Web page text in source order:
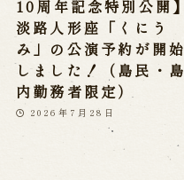
10周年記念特別公開】
淡路人形座「くにう
み」の公演予約が開始
しました！（島民・島
内勤務者限定）
2026年7月28日